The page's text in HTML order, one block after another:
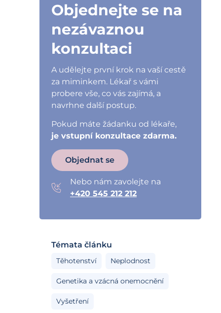
Objednejte se na
nezávaznou
konzultaci
A udělejte první krok na vaší cestě
za miminkem. Lékař s vámi
probere vše, co vás zajímá, a
navrhne další postup.
Pokud máte žádanku od lékaře,
je vstupní konzultace zdarma.
Objednat se
Nebo nám zavolejte na
+420 545 212 212
Témata článku
Těhotenství Neplodnost
Genetika a vzácná onemocnění
Vyšetření